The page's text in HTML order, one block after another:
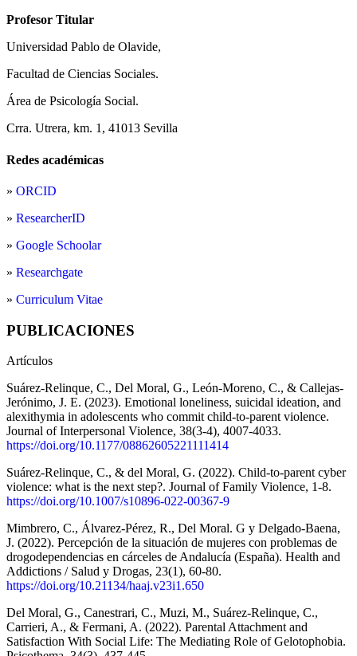
Profesor Titular
Universidad Pablo de Olavide,
Facultad de Ciencias Sociales.
Área de Psicología Social.
Crra. Utrera, km. 1, 41013 Sevilla
Redes académicas
» ORCID
» ResearcherID
» Google Schoolar
» Researchgate
» Curriculum Vitae
PUBLICACIONES
Artículos
Suárez-Relinque, C., Del Moral, G., León-Moreno, C., & Callejas-
Jerónimo, J. E. (2023). Emotional loneliness, suicidal ideation, and
alexithymia in adolescents who commit child-to-parent violence.
Journal of Interpersonal Violence, 38(3-4), 4007-4033.
https://doi.org/10.1177/08862605221111414
Suárez-Relinque, C., & del Moral, G. (2022). Child-to-parent cyber
violence: what is the next step?. Journal of Family Violence, 1-8.
https://doi.org/10.1007/s10896-022-00367-9
Mimbrero, C., Álvarez-Pérez, R., Del Moral. G y Delgado-Baena,
J. (2022). Percepción de la situación de mujeres con problemas de
drogodependencias en cárceles de Andalucía (España). Health and
Addictions / Salud y Drogas, 23(1), 60-80.
https://doi.org/10.21134/haaj.v23i1.650
Del Moral, G., Canestrari, C., Muzi, M., Suárez-Relinque, C.,
Carrieri, A., & Fermani, A. (2022). Parental Attachment and
Satisfaction With Social Life: The Mediating Role of Gelotophobia.